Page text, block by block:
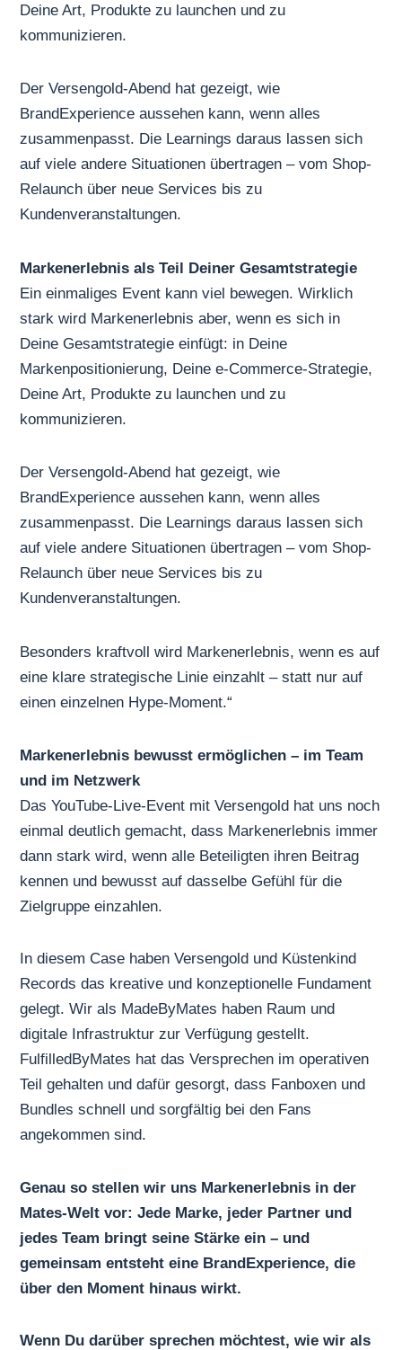
Deine Art, Produkte zu launchen und zu
kommunizieren.
Der Versengold-Abend hat gezeigt, wie
BrandExperience aussehen kann, wenn alles
zusammenpasst. Die Learnings daraus lassen sich
auf viele andere Situationen übertragen – vom Shop-
Relaunch über neue Services bis zu
Kundenveranstaltungen.
Markenerlebnis als Teil Deiner Gesamtstrategie
Ein einmaliges Event kann viel bewegen. Wirklich
stark wird Markenerlebnis aber, wenn es sich in
Deine Gesamtstrategie einfügt: in Deine
Markenpositionierung, Deine e-Commerce-Strategie,
Deine Art, Produkte zu launchen und zu
kommunizieren.
Der Versengold-Abend hat gezeigt, wie
BrandExperience aussehen kann, wenn alles
zusammenpasst. Die Learnings daraus lassen sich
auf viele andere Situationen übertragen – vom Shop-
Relaunch über neue Services bis zu
Kundenveranstaltungen.
Besonders kraftvoll wird Markenerlebnis, wenn es auf
eine klarestrategische Linie einzahlt – statt nur auf
einen einzelnen Hype-Moment.“
Markenerlebnis bewusst ermöglichen – im Team
und im Netzwerk
Das YouTube-Live-Event mitVersengold hat uns noch
einmal deutlich gemacht, dass Markenerlebnis immer
dann stark wird, wenn alle Beteiligten ihren Beitrag
kennen und bewusst auf dasselbe Gefühl für die
Zielgruppe einzahlen.
In diesem Case haben Versengold und Küstenkind
Records das kreative und konzeptionelle Fundament
gelegt. Wir als MadeByMates haben Raum und
digitale Infrastruktur zur Verfügung gestellt.
FulfilledByMates hat das Versprechen im operativen
Teil gehalten und dafür gesorgt, dass Fanboxen und
Bundles schnell und sorgfältig bei den Fans
angekommen sind.
Genau so stellen wir uns Markenerlebnis in der
Mates-Welt vor: Jede Marke, jeder Partner und
jedes Team bringt seine Stärke ein – und
gemeinsam entsteht eine BrandExperience, die
über den Moment hinaus wirkt.
Wenn Du darüber sprechen möchtest, wie wir als